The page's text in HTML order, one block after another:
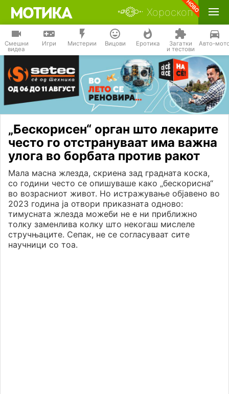
Хороскоп
Смешни
видеа
Игри Мистерии Вицови Еротика Загатки
и тестови
Авто-
„Бескорисен“ орган што лекарите
често го отстрануваат има важна
улога во борбата против ракот
Мала масна жлезда, скриена зад градната коска,
со години често се опишуваше како „бескорисна“
во возрасниот живот. Но истражување објавено во
2023 година ја отвори приказната одново:
тимусната жлезда можеби не е ни приближно
толку заменлива колку што некогаш мислеле
стручњаците. Сепак, не се согласуваат сите
научници со тоа.